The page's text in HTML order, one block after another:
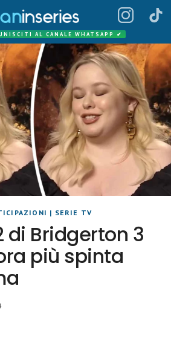
AL CANALE WHATSAPP ✔
| SERIE TV
di Bridgerton 3
più spinta